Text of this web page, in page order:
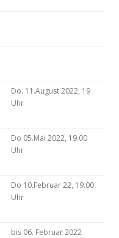
Do. 11.August 2022, 19
Uhr
Do 05.Mai 2022, 19.00
Uhr
Do 10.Februar 22, 19.00
Uhr
bis 06. Februar 2022